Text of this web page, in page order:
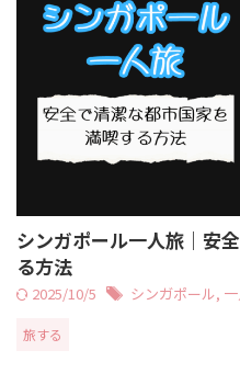
シンガポール一人旅｜安
る方法
2025/10/5 シンガポール,
旅する